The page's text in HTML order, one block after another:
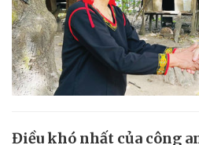
Điều khó nhất của công